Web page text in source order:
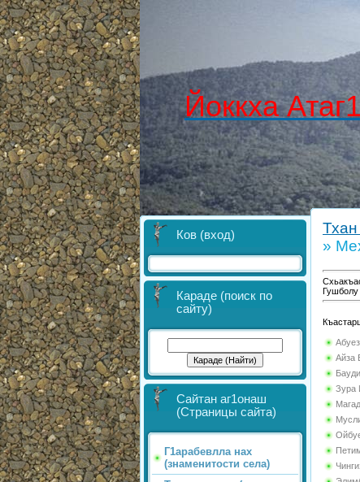
Йоккха
Ков (вход)
Караде (поиск по
сайту)
Сайтан аг1онаш
(Страницы сайта)
Г1арабевлла нах
(знаменитости села)
»
Гушболу
Айза
Зура